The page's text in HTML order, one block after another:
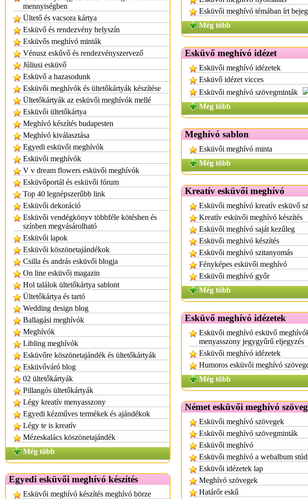
mennyiségben
Ültető és vacsora kártya
Esküvő és rendezvény helyszín
Esküvős meghívó minták
Vénusz eskűvő és rendezvényszervező
Júliusi esküvő
Esküvő a hazasodunk
Esküvői meghívók és ültetőkártyák készítése
Ültetőkártyák az esküvői meghívók mellé
Esküvői ültetőkártya
Meghívó készítés budapesten
Meghívó kiválasztása
Egyedi esküvői meghívók
Esküvői meghívók
V v dream flowers esküvői meghívók
Esküvőportál és esküvői fórum
Top 40 legnépszerűbb link
Esküvői dekoráció
Esküvői vendégkönyv többféle kötésben és
színben megvásárolható
Esküvői lapok
Esküvői köszönetajándékok
Csilla és andrás esküvői blogja
On line esküvői magazin
Hol találok ültetőkártya sablont
Ültetőkártya és tartó
Wedding design blog
Ballagási meghívók
Meghívók
Libling meghívók
Esküvőre köszönetajándék és ültetőkártyák
Esküvőváró blog
02 ültetőkártyák
Pillangós ültetőkártyák
Légy kreatív menyasszony
Egyedi kézműves termékek és ajándékok
Légy te is kreatív
Mézeskalács köszönetajándék
Még több
Egyedi esküvői meghívó készítés
Esküvői meghívó készítés meghívó börze
Esküvői meghívó témában írt
Még több
Esküvő meghívó idézet
Esküvői meghívó idézetek
Esküvő idézet vicces
Esküvői meghívó szövegminták
Még több
Meghívó sablon
Esküvői meghívó minta
Még több
Kreatív esküvői meghívó
Esküvői meghívó kreatív esküvő
Kreatív esküvői meghívó készítés
Esküvői meghívó saját kezűleg
Esküvői meghívó készítés
Esküvői meghívó szitanyomás
Fényképes esküvői meghívó
Esküvői meghívó győr
Még több
Esküvő meghívó idézetek
Esküvői meghívó esküvő
menyasszony jegygyűrű eljegyzés
Esküvői meghívó idézetek
Humoros esküvői meghívó
Még több
Német esküvői meghívó szöveg
Esküvői meghívó szövegek
Esküvői meghívó szövegminták
Esküvői meghívó
Esküvői meghívó a webalbum
Esküvői idézetek lap
Meghívó szövegek
Határőr eskű